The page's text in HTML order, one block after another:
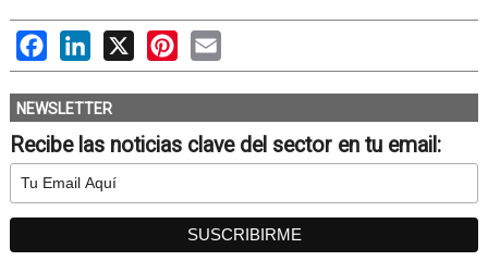
FacebookLinkedIn
X PinterestEmail
NEWSLETTER
Recibe las noticias clave del sector en tu email: